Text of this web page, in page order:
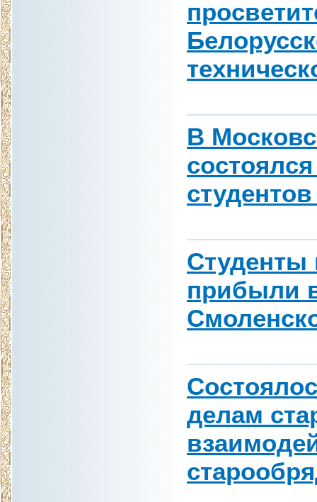
В
Студенты
прибыли
делам